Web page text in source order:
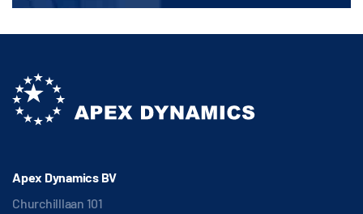
Apex Dynamics BV
Churchilllaan 101